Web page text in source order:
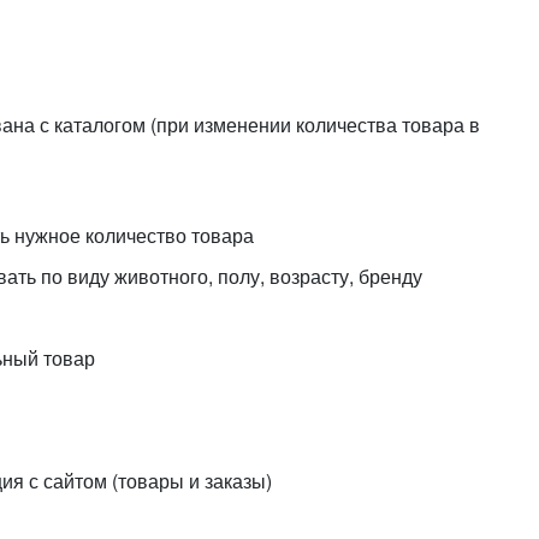
с каталогом (при изменении количества товара в
нужное количество товара
по виду животного, полу, возрасту, бренду
товар
с сайтом (товары и заказы)